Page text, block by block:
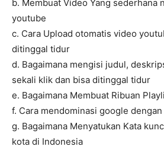
b. Membuat Video Yang sederhana
youtube
c. Cara Upload otomatis video
ditinggal tidur
d. Bagaimana mengisi judul,
sekali klik dan bisa ditinggal tidur
e. Bagaimana Membuat Ribuan
f. Cara mendominasi google
g. Bagaimana Menyatukan Kata
kota di Indonesia